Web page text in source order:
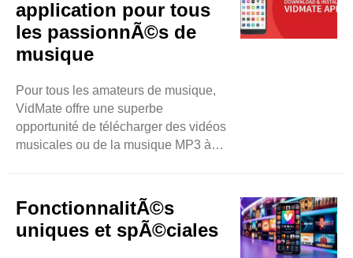
TV, Zee TV et autres. Ainsi, les
utilisateurs ont une chance équitable
de profiter de leurs programmes
application pour tous
les passionnÃ©s de
musique
Pour tous les amateurs de musique,
VidMate offre une superbe
opportunité de télécharger des vidéos
musicales ou de la musique MP3 à
de votre morceau préféré facile et
fluide. Alors, n'hésitez pas à coller
l'URL sélectionnée et le lien de la
FonctionnalitÃ©s
uniques et spÃ©ciales